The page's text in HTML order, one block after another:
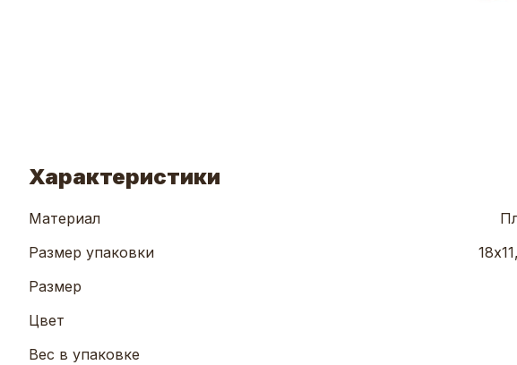
Характеристики
Материал
Размер упаковки
Размер
Цвет
Вес в упаковке